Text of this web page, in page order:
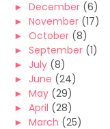
► December (6)
► November (17)
► October (8)
► September (1)
► July (8)
► June (24)
► May (29)
► April (28)
► March (25)